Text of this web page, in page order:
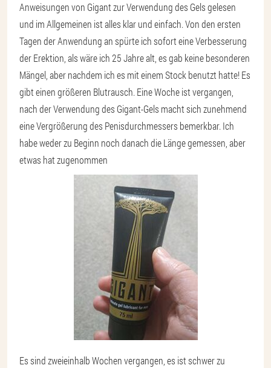
Anweisungen von Gigant zur Verwendung des Gels gelesen
und im Allgemeinen ist alles klar und einfach. Von den ersten
Tagen der Anwendung an spürte ich sofort eine Verbesserung
der Erektion, als wäre ich 25 Jahre alt, es gab keine besonderen
Mängel, aber nachdem ich es mit einem Stock benutzt hatte! Es
gibt einen größeren Blutrausch. Eine Woche ist vergangen,
nach der Verwendung des Gigant-Gels macht sich zunehmend
eine Vergrößerung des Penisdurchmessers bemerkbar. Ich
habe weder zu Beginn noch danach die Länge gemessen, aber
etwas hat zugenommen
Es sind zweieinhalb Wochen vergangen, es ist schwer zu